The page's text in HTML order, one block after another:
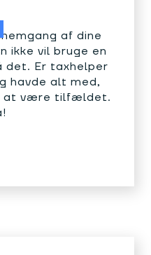
af dine
ikke vil bruge en
det. Er taxhelper
havde alt med,
at være tilfældet.